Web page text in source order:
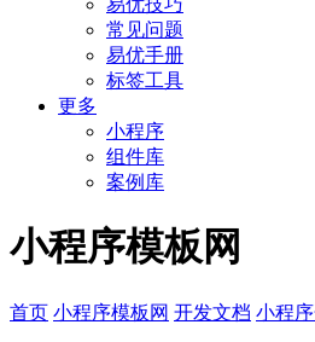
易优技巧
常见问题
易优手册
标签工具
更多
小程序
组件库
案例库
小程序模板网
首页 小程序模板网 开发文档 小程